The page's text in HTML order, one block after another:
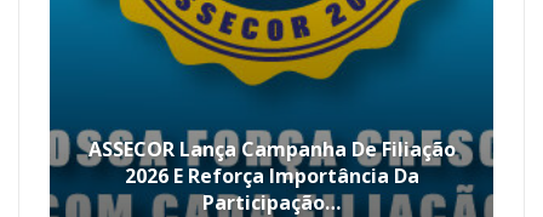
ASSECOR Lança Campanha De Filiação
2026 E Reforça Importância Da
Participação…